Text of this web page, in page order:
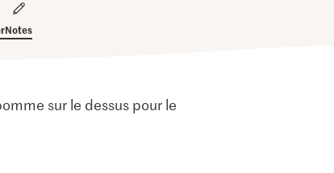
Notes
sur le dessus pour le